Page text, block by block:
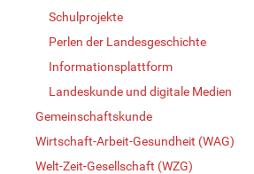
Schulprojekte
Perlen der Landesgeschichte
Informationsplattform
Landeskunde und digitale Medien
Gemeinschaftskunde
Wirtschaft-Arbeit-Gesundheit (WAG)
Welt-Zeit-Gesellschaft (WZG)